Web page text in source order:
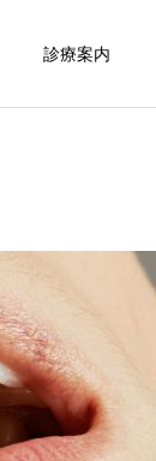
診療案内